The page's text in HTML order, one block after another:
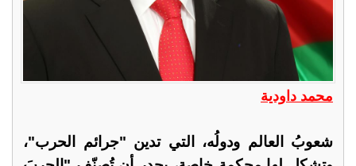
محمد داودية
شعوبُ العالم ودولُه، التي تدين "جرائم الحرب"،